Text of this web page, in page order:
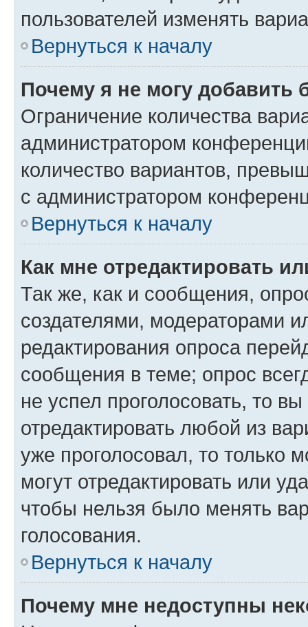
пользователей изменять
Вернуться к началу
Почему я не могу добавить
Ограничение количества
администратором
количество вариантов,
с администратором
Вернуться к началу
Как мне отредактировать
Так же, как и сообщения,
создателями, модераторами
редактирования опроса
сообщения в теме; опрос
не успел проголосовать, то
отредактировать любой из
уже проголосовал, то только
могут отредактировать или
чтобы нельзя было менять
голосования.
Вернуться к началу
Почему мне недоступны